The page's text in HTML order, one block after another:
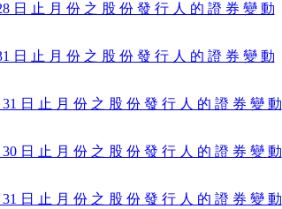
日 止 月 份 之 股 份 發 行 人 的 證 券 變 動
日 止 月 份 之 股 份 發 行 人 的 證 券 變 動
31 日 止 月 份 之 股 份 發 行 人 的 證 券 變 動
30 日 止 月 份 之 股 份 發 行 人 的 證 券 變 動
31 日 止 月 份 之 股 份 發 行 人 的 證 券 變 動